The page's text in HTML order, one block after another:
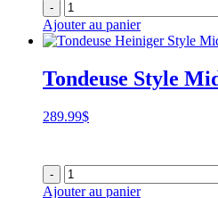
-
Ajouter au panier
Tondeuse Style
289.99$
-
Ajouter au panier